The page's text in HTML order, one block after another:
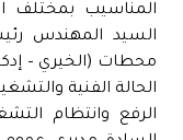
المناسيب بمختلف
السيد المهندس
محطات (الخيري –
الحالة الفنية
الرفع وانتظام